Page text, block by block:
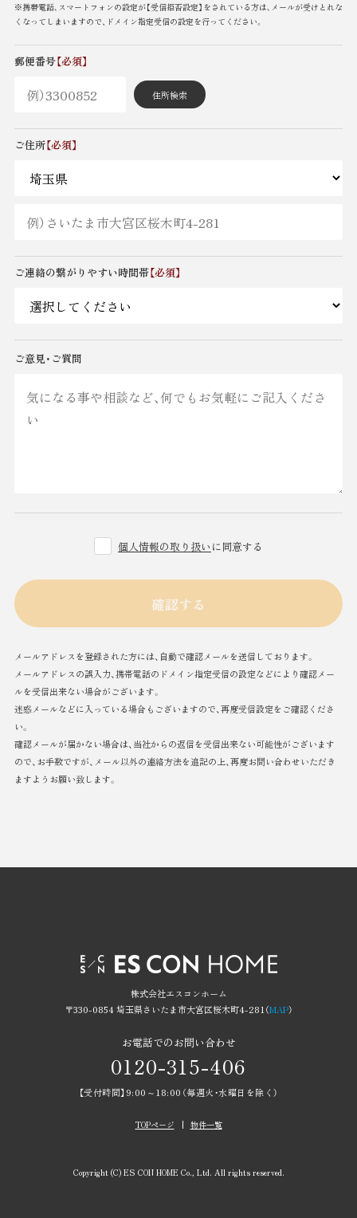
※携帯電話､スマートフォンの設定が【受信拒否設定】をされている方は､メールが受けとれな
くなってしまいますので、ドメイン指定受信の設定を行ってください。
郵便番号【必須】
住所検索
ご住所【必須】
ご連絡の繋がりやすい時間帯【必須】
ご意見・ご質問
個人情報の取り扱い に同意する
確認する
メールアドレスを登録された方には、自動で確認メールを送信しております。
メールアドレスの誤入力、携帯電話のドメイン指定受信の設定などにより確認メー
ルを受信出来ない場合がございます。
迷惑メールなどに入っている場合もございますので、再度受信設定をご確認くださ
い。
確認メールが届かない場合は、当社からの返信を受信出来ない可能性がございます
ので、お手数ですが、メール以外の連絡方法を追記の上、再度お問い合わせいただき
ますようお願い致します。
株式会社エスコンホーム
〒330-0854 埼玉県さいたま市大宮区桜木町4-281（MAP）
お電話でのお問い合わせ
0120-315-406
【受付時間】9:00～18:00（毎週火・水曜日を除く）
TOPページ 物件一覧
Copyright (C) ES CON HOME Co., Ltd. All rights reserved.